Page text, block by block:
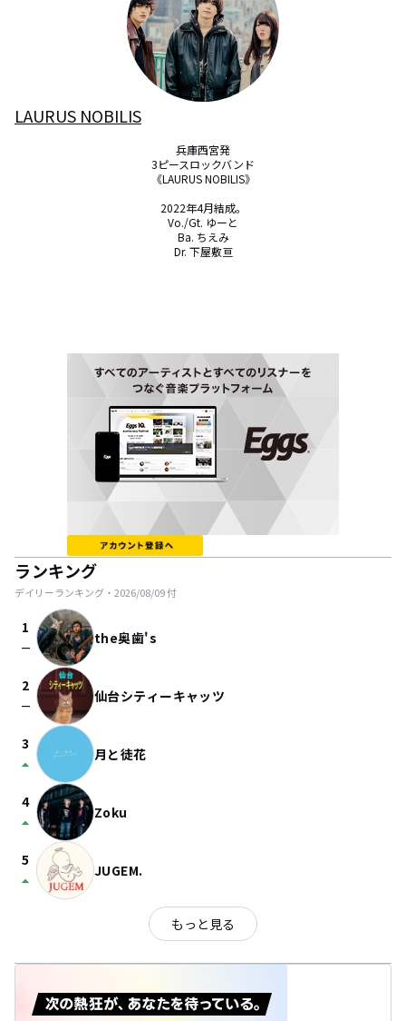
LAURUS NOBILIS
兵庫西宮発
3ピースロックバンド
《LAURUS NOBILIS》
2022年4月結成。
Vo./Gt. ゆーと
Ba. ちえみ
Dr. 下屋敷亘
ランキング
デイリーランキング・ 2026/08/09付
1
check_indeterminate_small the奥歯's
2
check_indeterminate_small 仙台シティーキャッツ
3
arrow_drop_up 月と徒花
4
arrow_drop_up Zoku
5
arrow_drop_up JUGEM.
もっと見る